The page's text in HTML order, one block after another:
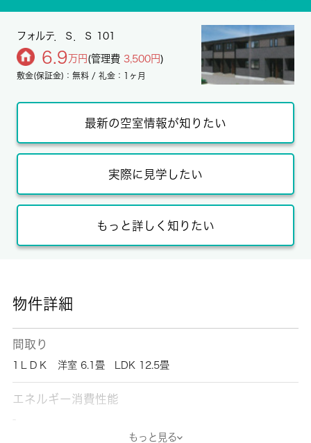
フォルテ．Ｓ．Ｓ 101
6.9 万円 (管理費 3,500円)
敷金(保証金)：無料 / 礼金：1ヶ月
最新の空室情報が知りたい
実際に見学したい
もっと詳しく知りたい
物件詳細
間取り
1ＬＤＫ 洋室 6.1畳 LDK 12.5畳
エネルギー消費性能
-
もっと見る